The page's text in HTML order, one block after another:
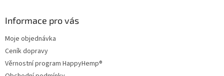
Informace pro vás
Moje objednávka
Ceník dopravy
Věrnostní program HappyHemp®